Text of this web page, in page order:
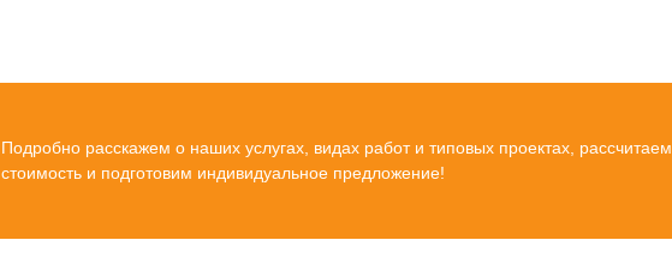
Подробно расскажем о наших услугах, видах работ и типовых проектах, рассчитаем
стоимость и подготовим индивидуальное предложение!